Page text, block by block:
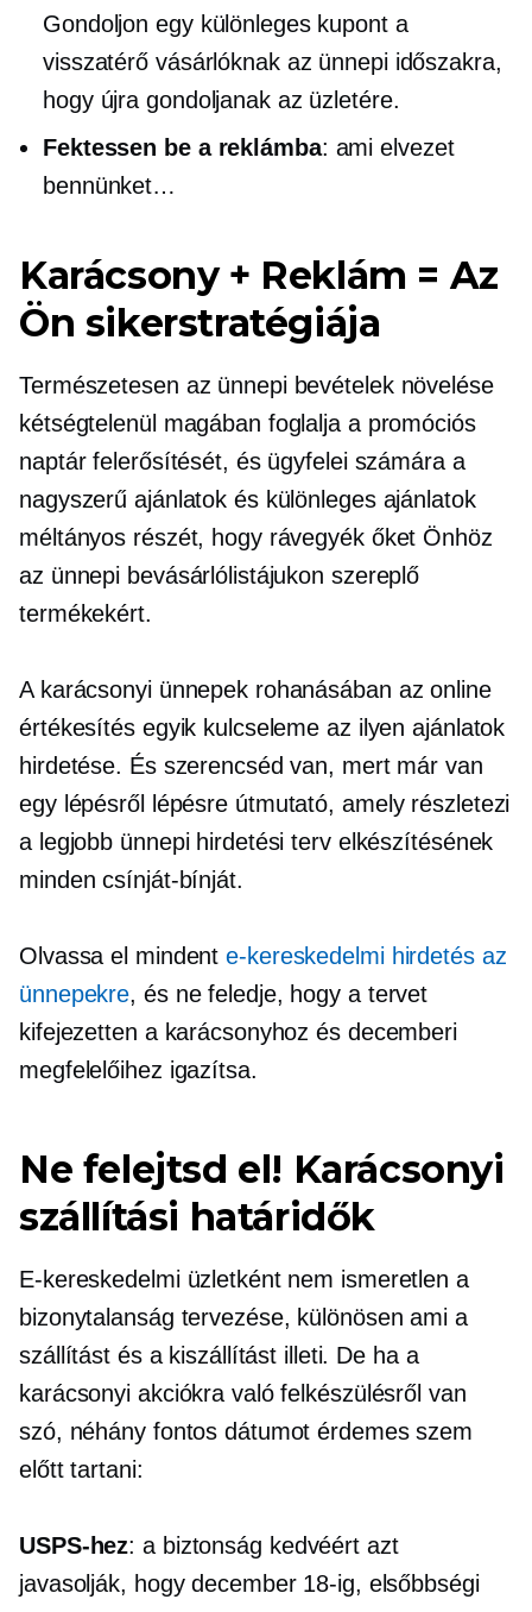
Gondoljon egy különleges kupont a
visszatérő vásárlóknak az ünnepi időszakra,
hogy újra gondoljanak az üzletére.
Fektessen be a reklámba: ami elvezet
bennünket…
Karácsony + Reklám = Az
Ön sikerstratégiája
Természetesen az ünnepi bevételek növelése
kétségtelenül magában foglalja a promóciós
naptár felerősítését, és ügyfelei számára a
nagyszerű ajánlatok és különleges ajánlatok
méltányos részét, hogy rávegyék őket Önhöz
az ünnepi bevásárlólistájukon szereplő
termékekért.
A karácsonyi ünnepek rohanásában az online
értékesítés egyik kulcseleme az ilyen ajánlatok
hirdetése. És szerencséd van, mert már van
egy lépésről lépésre útmutató, amely részletezi
a legjobb ünnepi hirdetési terv elkészítésének
minden csínját-bínját.
Olvassa el mindente-kereskedelmi hirdetés az
ünnepekre, és ne feledje, hogy a tervet
kifejezetten a karácsonyhoz és decemberi
megfelelőihez igazítsa.
Ne felejtsd el! Karácsonyi
szállítási határidők
E-kereskedelmi üzletként nem ismeretlen a
bizonytalanság tervezése, különösen ami a
szállítást és a kiszállítást illeti. De ha a
karácsonyi akciókra való felkészülésről van
szó, néhány fontos dátumot érdemes szem
előtt tartani:
USPS-hez: a biztonság kedvéért azt
javasolják, hogy december 18-ig, elsőbbségi